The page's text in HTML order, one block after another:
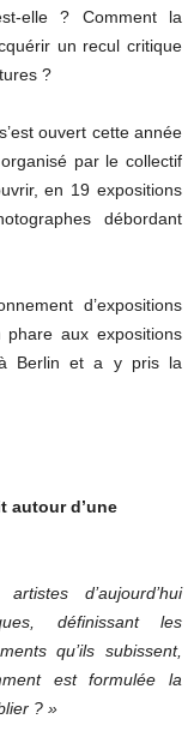
elle ? Comment la
un recul critique
?
ouvert cette année
par le collectif
en 19 expositions
débordant
d’expositions
aux expositions
à Berlin et a y pris la
autour d’une
d’aujourd’hui
définissant les
qu’ils subissent,
est formulée la
? »